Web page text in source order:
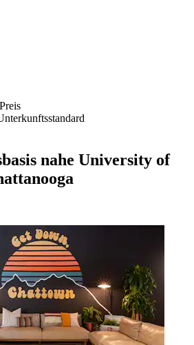
Preis
nahe University of